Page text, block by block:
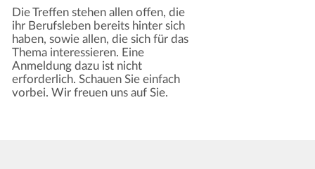
Die Treffen stehen allen offen, die
ihr Berufsleben bereits hinter sich
haben, sowie allen, die sich für das
Thema interessieren. Eine
Anmeldung dazu ist nicht
erforderlich. Schauen Sie einfach
vorbei. Wir freuen uns auf Sie.